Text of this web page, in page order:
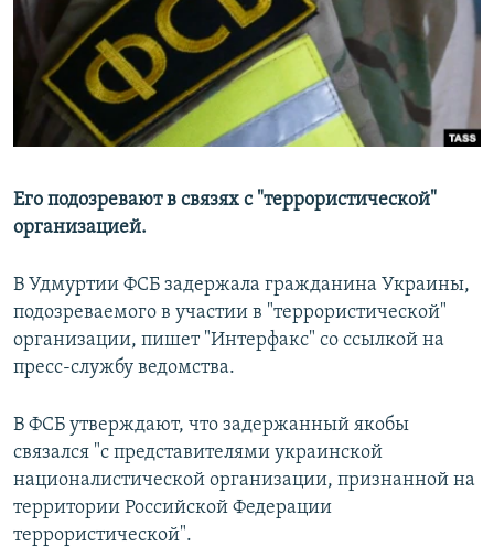
РАСПИСАНИЕ ВЕЩАНИЯ
ПОДПИШИТЕСЬ НА РАССЫЛКУ
СОЦИАЛЬНЫЕ СЕТИ
Его подозревают в связях с "террористической"
организацией.
В Удмуртии ФСБ задержала гражданина Украины,
подозреваемого в участии в "террористической"
организации, пишет "Интерфакс" со ссылкой на
пресс-службу ведомства.
В ФСБ утверждают, что задержанный якобы
связался "с представителями украинской
националистической организации, признанной на
территории Российской Федерации
террористической".